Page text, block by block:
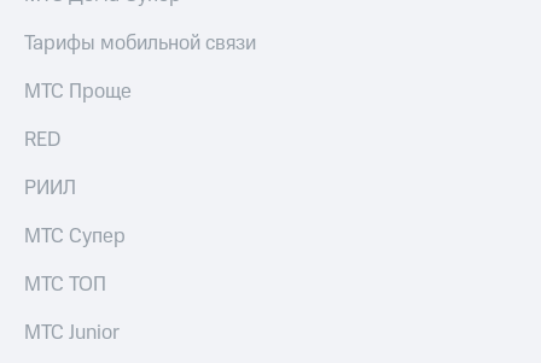
Тарифы мобильной связи
МТС Проще
RED
РИИЛ
МТС Супер
МТС ТОП
МТС Junior